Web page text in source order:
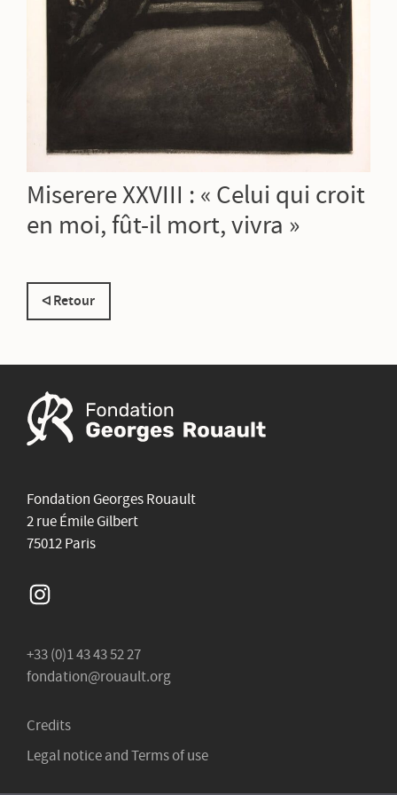
Miserere XXVIII : « Celui qui croit
en moi, fût-il mort, vivra »
Retour
Fondation Georges Rouault
2 rue Émile Gilbert
75012 Paris
Instagram
+33 (0)1 43 43 52 27
fondation@rouault.org
Credits
Legal notice and Terms of use